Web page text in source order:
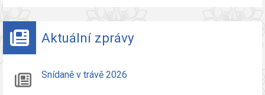
Aktuální zprávy
Snídaně v trávě 2026